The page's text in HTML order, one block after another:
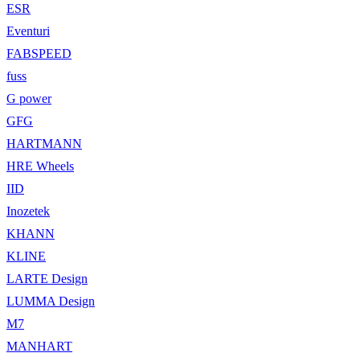
ESR
Eventuri
FABSPEED
fuss
G power
GFG
HARTMANN
HRE Wheels
IID
Inozetek
KHANN
KLINE
LARTE Design
LUMMA Design
M7
MANHART